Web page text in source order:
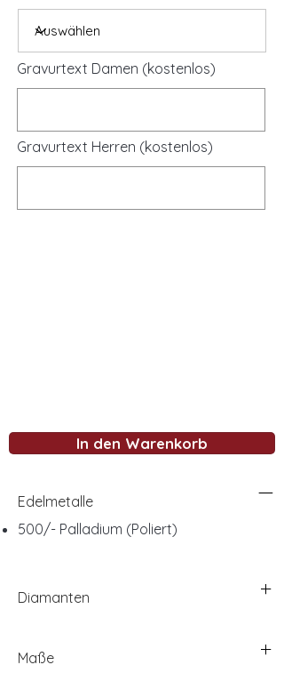
Gravurtext Damen (kostenlos)
Gravurtext Herren (kostenlos)
In den Warenkorb
Edelmetalle
500/- Palladium (Poliert)
Diamanten
Maße